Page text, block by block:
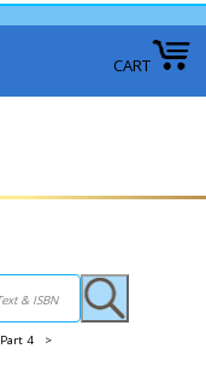
CART
Part 4 >